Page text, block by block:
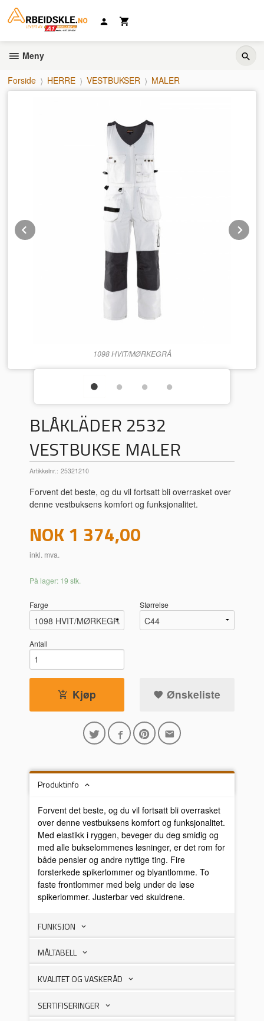
innholdet
Meny
Forside HERRE VESTBUKSER MALER
1098 HVIT/MØRKEGRÅ
Prev
BLÅKLÄDER 2532
VESTBUKSE MALER
Artikkelnr.: 25321210
Forvent det beste, og du vil fortsatt bli overrasket over
denne vestbuksens komfort og funksjonalitet.
Pris
NOK1 374,00
inkl. mva.
På lager: 19 stk.
Farge Størrelse
Antall
Kjøp Ønskeliste
Produktinfo
Forvent det beste, og du vil fortsatt bli overrasket
over denne vestbuksens komfort og funksjonalitet.
Med elastikk i ryggen, beveger du deg smidig og
med alle bukselommenes løsninger, er det rom for
både pensler og andre nyttige ting. Fire
forsterkede spikerlommer og blyantlomme. To
faste frontlommer med belg under de løse
spikerlommer. Justerbar ved skuldrene.
FUNKSJON
MÅLTABELL
KVALITET OG VASKERÅD
SERTIFISERINGER